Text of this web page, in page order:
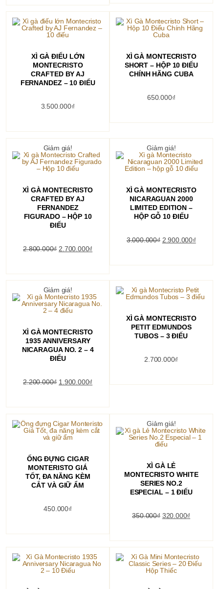
THÊM VÀO GIỎ HÀNG
XÌ GÀ ĐIẾU LỚN
MONTECRISTO
CRAFTED BY AJ
FERNANDEZ – 10 ĐIẾU
3.500.000₫
THÊM VÀO GIỎ HÀNG
XÌ GÀ MONTECRISTO
SHORT – HỘP 10 ĐIẾU
CHÍNH HÃNG CUBA
650.000₫
Giảm giá!
THÊM VÀO GIỎ HÀNG
XÌ GÀ MONTECRISTO
CRAFTED BY AJ
FERNANDEZ
FIGURADO – HỘP 10
ĐIẾU
2.800.000₫ Giá
gốc
2.700.000₫
hiện
2.700.000₫.
Giảm giá!
THÊM VÀO GIỎ HÀNG
XÌ GÀ MONTECRISTO
NICARAGUAN 2000
LIMITED EDITION –
HỘP GỖ 10 ĐIẾU
3.000.000₫ Giá
gốc
2.900.000₫Giá
hiện
Giảm giá!
THÊM VÀO GIỎ HÀNG
XÌ GÀ MONTECRISTO
1935 ANNIVERSARY
NICARAGUA NO. 2 – 4
ĐIẾU
2.200.000₫ Giá
1.900.000₫
1.900.000₫.
THÊM VÀO GIỎ HÀNG
XÌ GÀ MONTECRISTO
PETIT EDMUNDOS
TUBOS – 3 ĐIẾU
2.700.000₫
THÊM VÀO GIỎ HÀNG
ỐNG ĐỰNG CIGAR
MONTERISTO GIÁ
TỐT, ĐA NĂNG KÈM
CẮT VÀ GIỮ ẨM
450.000₫
Giảm giá!
THÊM VÀO GIỎ HÀNG
XÌ GÀ LẺ
MONTECRISTO WHITE
SERIES NO.2
ESPECIAL – 1 ĐIẾU
350.000₫ Giá
gốc
320.000₫
hiện
THÊM VÀO GIỎ HÀNG THÊM VÀO GIỎ HÀNG